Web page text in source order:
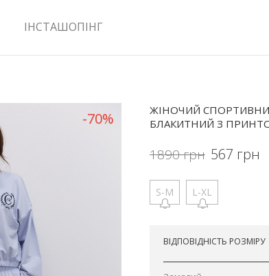
ІНСТАШОПІНГ
ЖІНОЧИЙ
БЛАКИТНИЙ З
1890грн 567 грн
S-M L-XL
ВІДПОВІДНІСТЬ РОЗМІРУ
-70%